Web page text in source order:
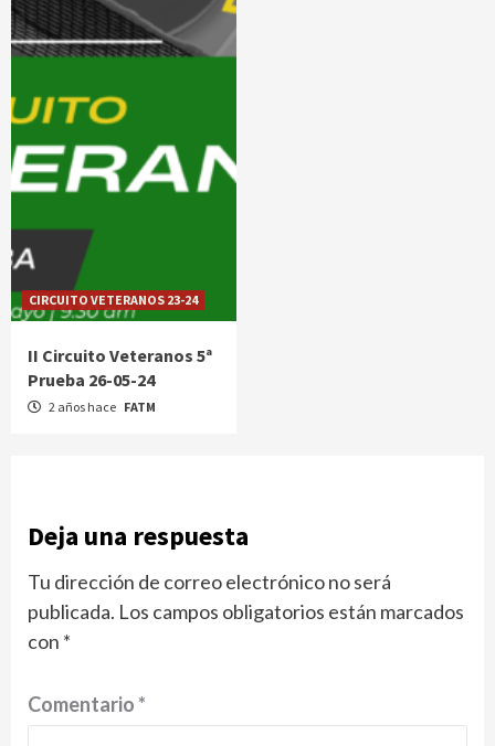
CIRCUITO VETERANOS 23-24
II Circuito Veteranos 5ª
Prueba 26-05-24
2 años hace FATM
Deja una respuesta
Tu dirección de correo electrónico no ser
publicada. Los campos obligatorios están marcados
con *
Comentario*